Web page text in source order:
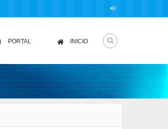
PORTAL INICIO